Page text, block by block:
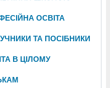
ОСВІТА
ТА ПОСІБНИКИ
В ЦІЛОМУ